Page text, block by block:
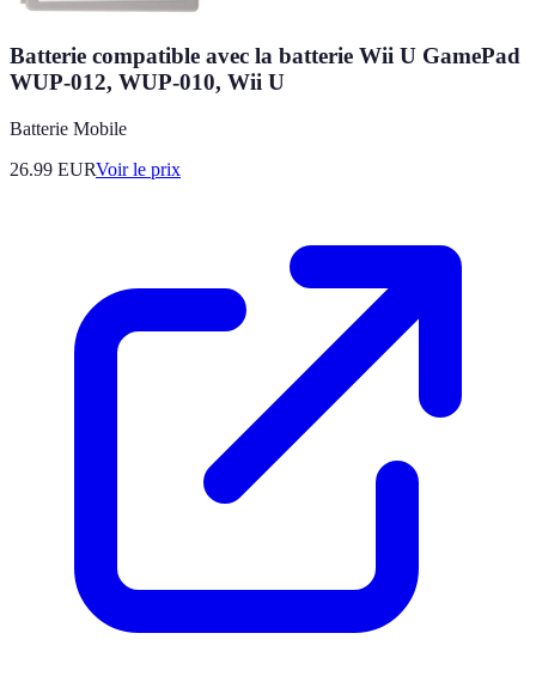
Batterie compatible avec la batterie Wii U GamePad
WUP-012, WUP-010, Wii U
Batterie Mobile
26.99 EURVoir le prix